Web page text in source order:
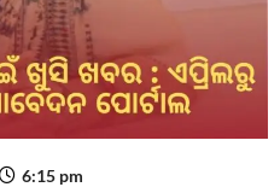
6:15 pm